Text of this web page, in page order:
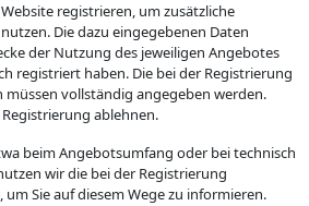
registrieren, um zusätzliche
Die dazu eingegebenen Daten
der Nutzung des jeweiligen Angebotes
registriert haben. Die bei der Registrierung
vollständig angegeben werden.
ablehnen.
beim Angebotsumfang oder bei technisch
wir die bei der Registrierung
um Sie auf diesem Wege zu informieren.